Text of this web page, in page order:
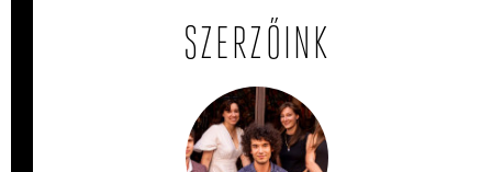
SZERZŐINK